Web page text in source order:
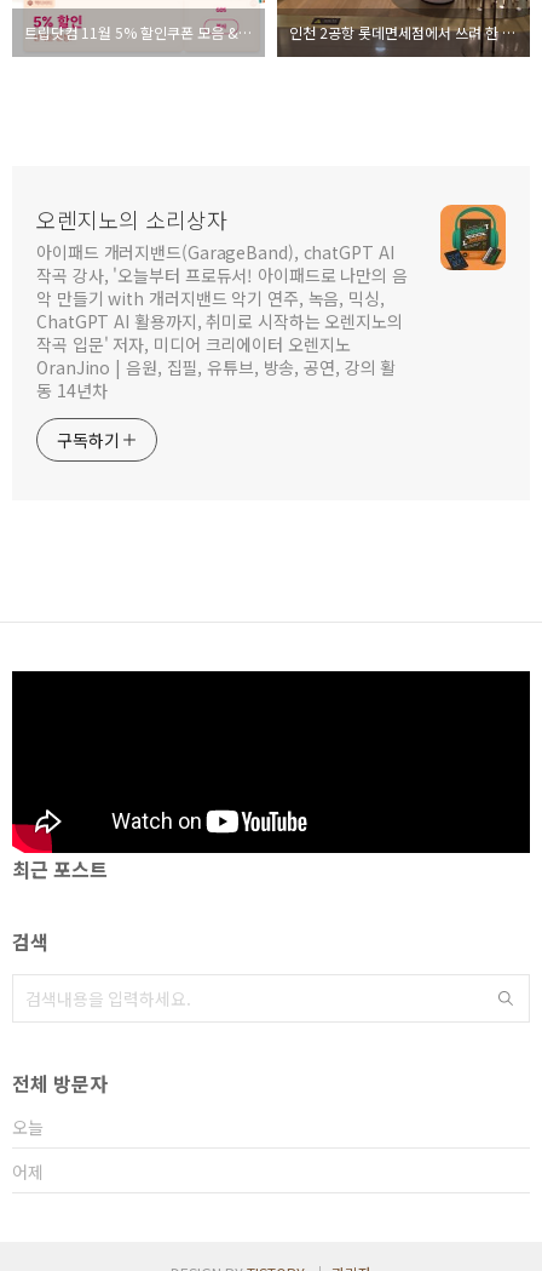
트립닷컴 11월 5% 할인쿠폰 모음 & 12월 추천 여행지 인천 2공항 롯데면세점에서 쓰려 한 LDF 9만원이 허망하게 날라간 이유
오렌지노의 소리상자
아이패드 개러지밴드(GarageBand), chatGPT AI
작곡 강사, '오늘부터 프로듀서! 아이패드로 나만의 음
악 만들기 with 개러지밴드 악기 연주, 녹음, 믹싱,
ChatGPT AI 활용까지, 취미로 시작하는 오렌지노의
작곡 입문' 저자, 미디어 크리에이터 오렌지노
OranJino | 음원, 집필, 유튜브, 방송, 공연, 강의 활
동 14년차
구독하기
최근 포스트
검색
전체 방문자
오늘
어제